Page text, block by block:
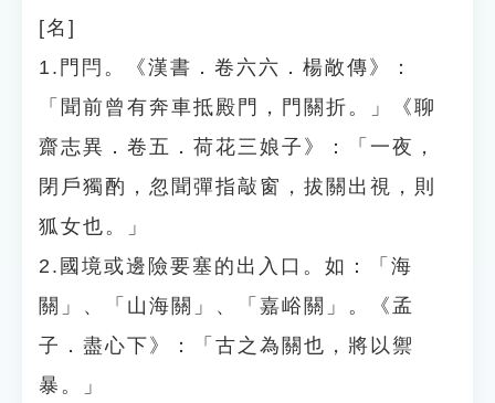
[名]
1.門閂。《漢書．卷六六．楊敞傳》：
「聞前曾有奔車抵殿門，門關折。」《聊
齋志異．卷五．荷花三娘子》：「一夜，
閉戶獨酌，忽聞彈指敲窗，拔關出視，則
狐女也。」
2.國境或邊險要塞的出入口。如：「海
關」、「山海關」、「嘉峪關」。《孟
子．盡心下》：「古之為關也，將以禦
暴。」